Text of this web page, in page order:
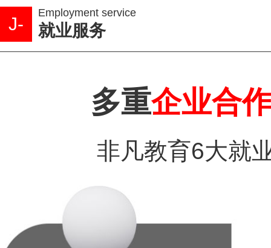
J-
Employment service
就业服务
多重企业合
非凡教育6大就